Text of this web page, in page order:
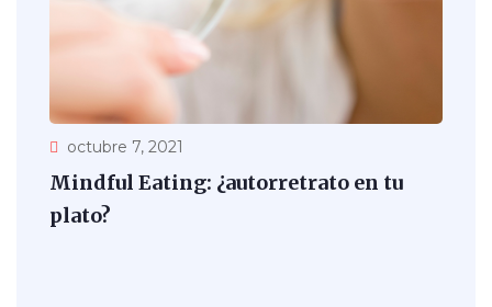
octubre 7, 2021
Mindful Eating: ¿autorretrato en tu
plato?